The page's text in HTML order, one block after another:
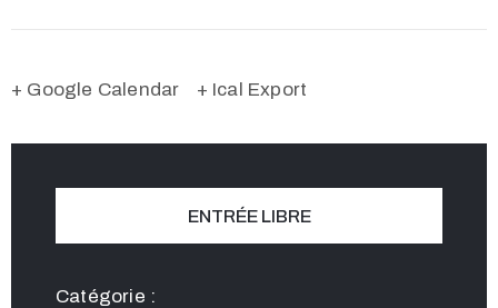
+ Google Calendar + Ical Export
ENTRÉE LIBRE
Catégorie :